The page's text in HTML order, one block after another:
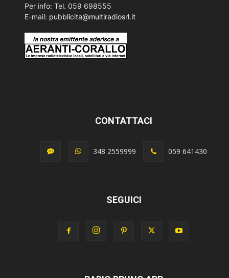
Per info: Tel. 059 698555
E-mail: pubblicita@multiradiosrl.it
CONTATTACI
348 2559999 059 641430
SEGUICI